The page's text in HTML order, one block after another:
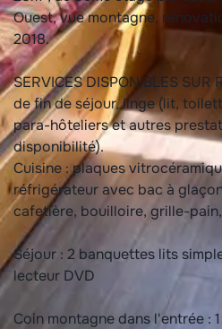
Ouest, vue montagne,
2018.
SERVICES DISPONIBLES SUR
de fin de séjour, linge (lit,
para-hôteliers et autres
disponibilité).
Cuisine : plaques
réfrigérateur avec bac à
cafetière, bouilloire, grille-
Séjour : 2 banquettes lits
lecteur DVD
Coin montagne dans l'entrée :